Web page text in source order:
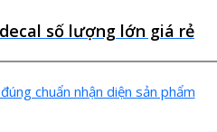
số lượng lớn giá rẻ